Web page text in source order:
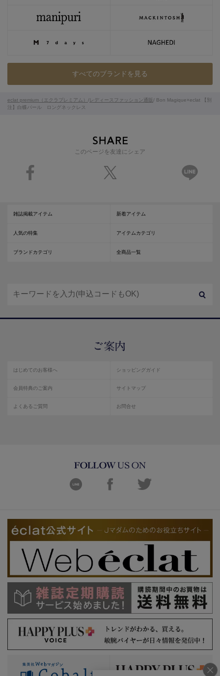
このページを友達にシェア
すべてのブランドを見る
eclat premium（エクラプレミアム） / レディースファッション通販/ Bon Magique×eclat 【別
注】白蝶パール ロングネックレス
雑誌掲載アイテム 新着アイテム
人気の特集 アイテムカテゴリ
ブランドカテゴリ 全商品一覧
はじめてのお客様へ ショッピングガイド
会員特典のご案内 サイトマップ
よくあるご質問 お問合せ